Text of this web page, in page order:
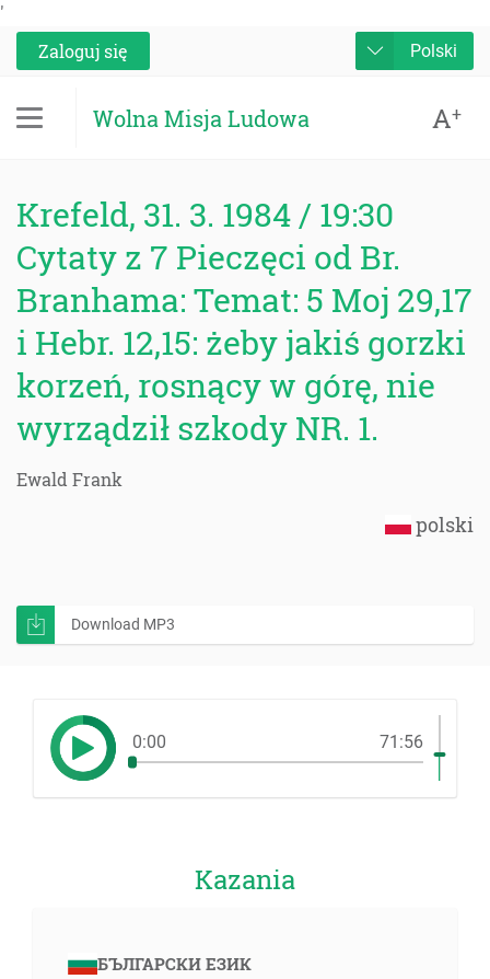
'
Zaloguj się
Polski
Wolna Misja Ludowa A+
Krefeld, 31. 3. 1984 / 19:30
Cytaty z 7 Pieczęci od Br.
Branhama: Temat: 5 Moj 29,17
i Hebr. 12,15: żeby jakiś gorzki
korzeń, rosnący w górę, nie
wyrządził szkody NR. 1.
Ewald Frank
polski
Download MP3
0:00 71:56
Kazania
БЪЛГАРСКИ ЕЗИК